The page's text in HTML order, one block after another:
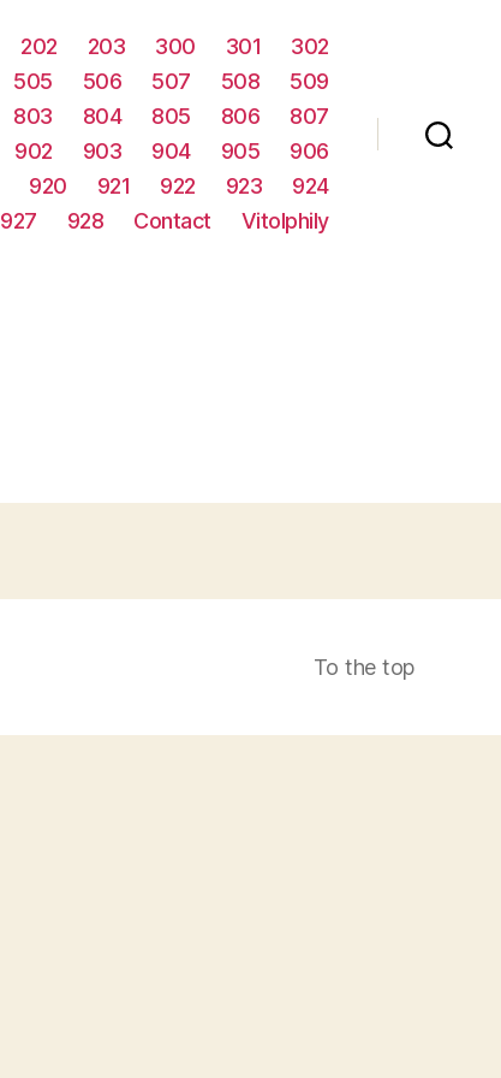
202 203 300 301
302
505 506 507 508
509
803 804 805 806
807
902 903 904 905
906
920 921 922 923
924
927 928 Contact Vitolphily
To the top